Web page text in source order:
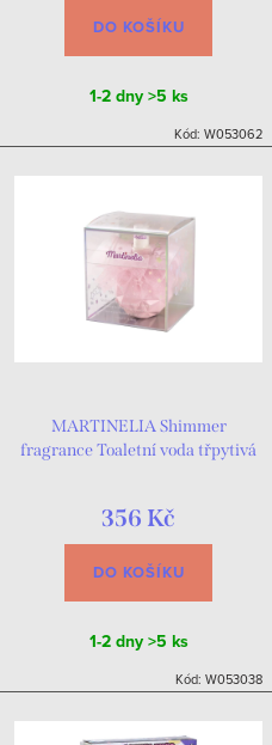
DO KOŠÍKU
1-2 dny>5 ks
Kód: W053062
MARTINELIA Shimmer
fragrance Toaletní voda třpytivá
356 Kč
DO KOŠÍKU
1-2 dny>5 ks
Kód: W053038